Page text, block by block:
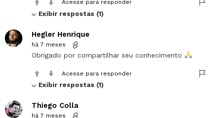
Acesse para responder
Exibir respostas (1)
Hegler Henrique
há 7 meses
Obrigado por compartilhar seu conhecimento
Acesse para responder
Exibir respostas (1)
Thiego Colla
há 7 meses